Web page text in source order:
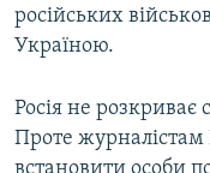
російських
Україною.
Росія не розкриває
Проте журналістам